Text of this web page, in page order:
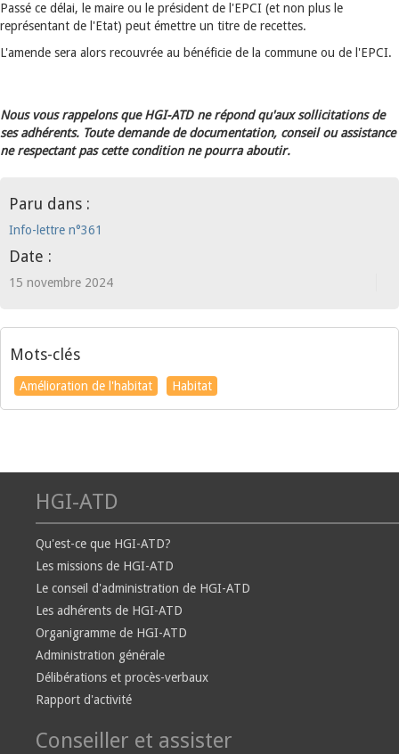
Passé ce délai, le maire ou le président de l'EPCI (et non plus le
représentant de l'Etat) peut émettre un titre de recettes.
L'amende sera alors recouvrée au bénéficie de la commune ou de l'EPCI.
Nous vous rappelons que HGI-ATD ne répond qu'aux sollicitations de
ses adhérents. Toute demande de documentation, conseil ou assistance
ne respectant pas cette condition ne pourra aboutir.
Paru dans :
Info-lettre n°361
Date :
15 novembre 2024
Mots-clés
Amélioration de l'habitat Habitat
HGI-ATD
Qu'est-ce que HGI-ATD?
Les missions de HGI-ATD
Le conseil d'administration de HGI-ATD
Les adhérents de HGI-ATD
Organigramme de HGI-ATD
Administration générale
Délibérations et procès-verbaux
Rapport d'activité
Conseiller et assister